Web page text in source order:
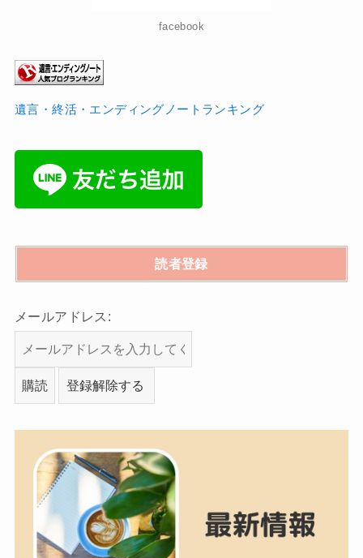
facebook
遺言・終活・エンディングノートランキング
読者登録
メールアドレス: